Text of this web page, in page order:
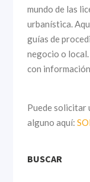
mundo de las
urbanística.
guías de
negocio o
con
Puede solicitar
alguno aquí:
BUSCAR